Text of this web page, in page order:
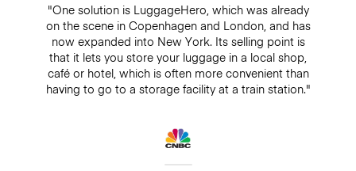
"One solution is LuggageHero, which was already
on the scene in Copenhagen and London, and has
now expanded into New York. Its selling point is
that it lets you store your luggage in a local shop,
café or hotel, which is often more convenient than
having to go to a storage facility at a train station."